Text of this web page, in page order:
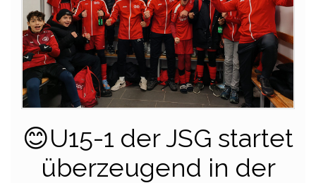
😊U15-1 der JSG startet
überzeugend in der